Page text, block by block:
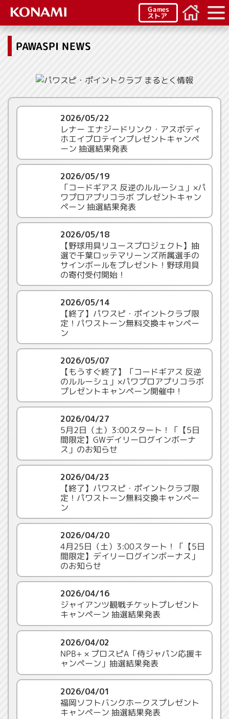
Games
ストア
PAWASPI NEWS
2026/05/22
レナー エナジードリンク・アスボディ
ホエイプロテインプレゼントキャンペ
ーン 抽選結果発表
2026/05/19
「コードギアス 反逆のルルーシュ」×パ
ワプロアプリコラボ プレゼントキャン
ペーン 抽選結果発表
2026/05/18
【野球用具リユースプロジェクト】抽
選で千葉ロッテマリーンズ所属選手の
サインボールをプレゼント！野球用具
の寄付受付開始！
2026/05/14
【終了】パワスピ・ポイントクラブ限
定！パワストーン無料交換キャンペー
ン
2026/05/07
【もうすぐ終了】「コードギアス 反逆
のルルーシュ」×パワプロアプリコラボ
プレゼントキャンペーン開催中！
2026/04/27
5月2日（土）3:00スタート！「【5日
間限定】GWデイリーログインボーナ
ス」のお知らせ
2026/04/23
【終了】パワスピ・ポイントクラブ限
定！パワストーン無料交換キャンペー
ン
2026/04/20
4月25日（土）3:00スタート！「【5日
間限定】デイリーログインボーナス」
のお知らせ
2026/04/16
ジャイアンツ観戦チケットプレゼント
キャンペーン 抽選結果発表
2026/04/02
NPB+ × プロスピA「侍ジャパン応援キ
ャンペーン」抽選結果発表
2026/04/01
福岡ソフトバンクホークスプレゼント
キャンペーン 抽選結果発表